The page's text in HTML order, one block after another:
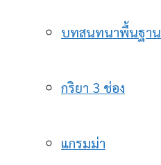
บทสนทนาพื้นฐาน
กริยา 3 ช่อง
แกรมม่า